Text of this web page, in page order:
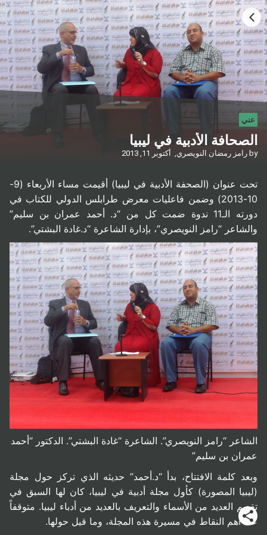
عني
الصحافة الأدبية في ليبيا
by رامز رمضان النويصري, أكتوبر 11, 2013
تحت عنوان (الصحفة الأدبية في ليبيا) أقيمت مساء الأربعاء (9-
10-2013) وضمن فاعليات معرض طرابلس الدولي للكتاب في
دورته الـ11 ندوة ضمت كل من “د. أحمد عمران بن سليم”
والشاعر “رامز النويصري”، بإدارة الشاعرة “د.غادة البشتي”.
الشاعر “رامز النويصري”. الشاعرة “غادة البشتي”. الدكتور “أحمد
عمران بن سليم”
وبعد كلمة الافتتاح، بدأ “د.أحمد” حديثه الذي تركز حول مجلة
(ليبيا المصورة) كأول مجلة أدبية في ليبيا، كان لها السبق في
تقديم العديد من الأسماء والتعريف بالعديد من أدباء ليبيا. متوقفاً
عند أهم النقاط في مسيرة هذه المجلة، وما قيل حولها.
HOME
CATEGORIES
GO TO
VISIT WEBSITE